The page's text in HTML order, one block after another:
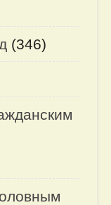
(346)